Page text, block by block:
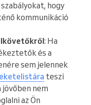
hogy
kommunikáció
: Ha
és a
sem jelennek
teszi
jövőben nem
az Ön